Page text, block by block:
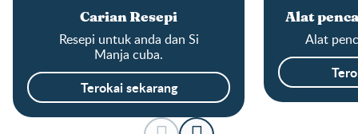
Carian Resepi
Resepi untuk anda dan Si
Manja cuba.
Terokai sekarang
Alat
Alat